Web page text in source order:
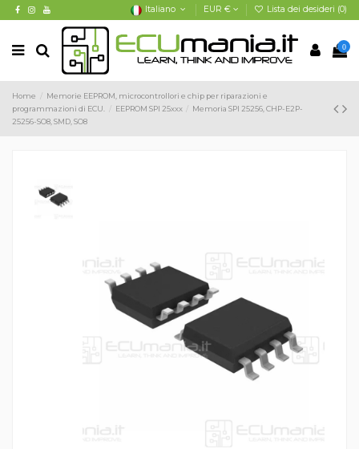
Italiano EUR € Lista dei desideri (0)
0
Home
Memorie EEPROM, microcontrollori e chip per riparazioni e
programmazioni di ECU.
EEPROM SPI 25xxx
Memoria SPI 25256, CHP-E2P-
25256-SO8, SMD, SO8